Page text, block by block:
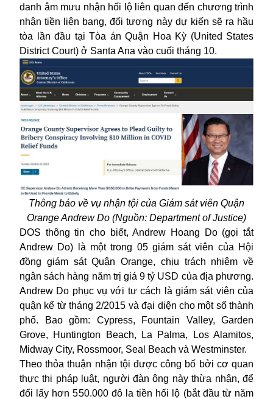
danh âm mưu nhận hối lộ liên quan đến chương trình
nhận tiền liên bang, đối tượng này dự kiến sẽ ra hầu
tòa lần đầu tại Tòa án Quận Hoa Kỳ (United States
District Court) ở Santa Ana vào cuối tháng 10.
Thông báo về vụ nhận tội của Giám sát viên Quận
Orange Andrew Do (Nguồn: Department of Justice)
DOS thông tin cho biết, Andrew Hoang Do (gọi tắt
Andrew Do) là một trong 05 giám sát viên của Hội
đồng giám sát Quận Orange, chịu trách nhiệm về
ngân sách hàng năm trị giá 9 tỷ USD của địa phương.
Andrew Do phục vụ với tư cách là giám sát viên của
quận kể từ tháng 2/2015 và đại diện cho một số thành
phố. Bao gồm: Cypress, Fountain Valley, Garden
Grove, Huntington Beach, La Palma, Los Alamitos,
Midway City, Rossmoor, Seal Beach và Westminster.
Theo thỏa thuận nhận tội được công bố bởi cơ quan
thực thi pháp luật, người đàn ông này thừa nhận, để
đổi lấy hơn 550.000 đô la tiền hối lộ (bắt đầu từ năm